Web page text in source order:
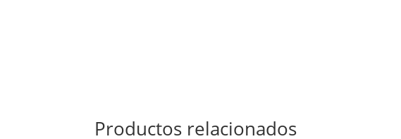
Productos relacionados